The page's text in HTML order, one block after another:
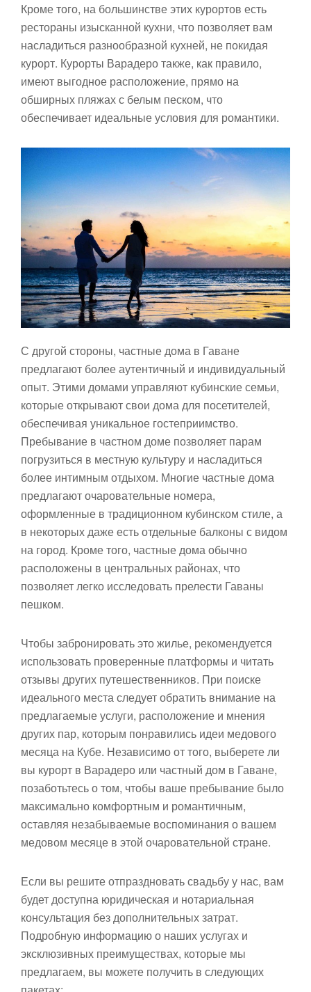
Кроме того, на большинстве этих курортов есть
рестораны изысканной кухни, что позволяет вам
насладиться разнообразной кухней, не покидая
курорт. Курорты Варадеро также, как правило,
имеют выгодное расположение, прямо на
обширных пляжах с белым песком, что
обеспечивает идеальные условия для романтики.
С другой стороны, частные дома в Гаване
предлагают более аутентичный и индивидуальный
опыт. Этими домами управляют кубинские семьи,
которые открывают свои дома для посетителей,
обеспечивая уникальное гостеприимство.
Пребывание в частном доме позволяет парам
погрузиться в местную культуру и насладиться
более интимным отдыхом. Многие частные дома
предлагают очаровательные номера,
оформленные в традиционном кубинском стиле, а
в некоторых даже есть отдельные балконы с видом
на город. Кроме того, частные дома обычно
расположены в центральных районах, что
позволяет легко исследовать прелести Гаваны
пешком.
Чтобы забронировать это жилье, рекомендуется
использовать проверенные платформы и читать
отзывы других путешественников. При поиске
идеального места следует обратить внимание на
предлагаемые услуги, расположение и мнения
других пар, которым понравились идеи медового
месяца на Кубе. Независимо от того, выберете ли
вы курорт в Варадеро или частный дом в Гаване,
позаботьтесь о том, чтобы ваше пребывание было
максимально комфортным и романтичным,
оставляя незабываемые воспоминания о вашем
медовом месяце в этой очаровательной стране.
Если вы решите отпраздновать свадьбу у нас, вам
будет доступна юридическая и нотариальная
консультация без дополнительных затрат.
Подробную информацию о наших услугах и
эксклюзивных преимуществах, которые мы
предлагаем, вы можете получить в следующих